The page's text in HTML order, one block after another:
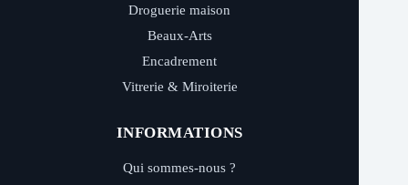
Droguerie maison
Beaux-Arts
Encadrement
Vitrerie & Miroiterie
INFORMATIONS
Qui sommes-nous ?